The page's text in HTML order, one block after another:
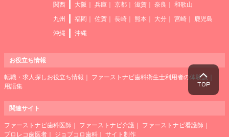
関西
大阪 兵庫 京都 滋賀 奈良
和歌山
九州
福岡 佐賀 長崎 熊本 大分 宮崎
鹿児島
沖縄
沖縄
お役立ち情報
転職・求人探しお役立ち情報
ファーストナビ歯科衛生士利用者の体験談
用語集
関連サイト
ファーストナビ歯科医師 ファーストナビ介護
ファーストナビ看護師
プロレコ歯医者
ジョブコロ歯科 サイト制作